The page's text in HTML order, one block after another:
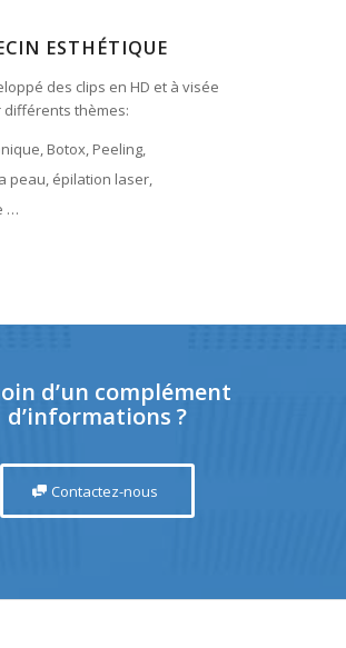
ESTHÉTIQUE
des clips en HD et à visée
thèmes:
Botox, Peeling,
peau, épilation laser,
…
d’un complément
d’informations ?
Contactez-nous